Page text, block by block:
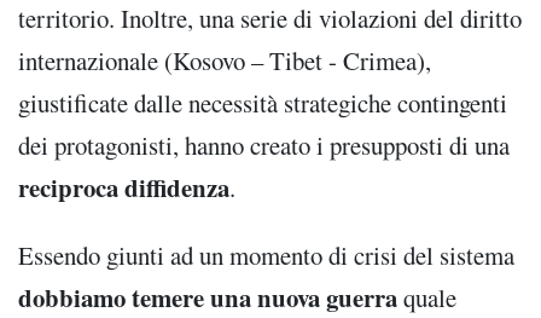
territorio. Inoltre, una serie di violazioni del diritto
internazionale (Kosovo – Tibet - Crimea),
giustificate dalle necessità strategiche contingenti
dei protagonisti, hanno creato i presupposti di una
reciproca diffidenza.
Essendo giunti ad un momento di crisi del sistema
dobbiamo temere una nuova guerraquale